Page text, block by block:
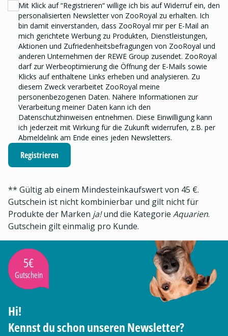
Mit Klick auf “Registrieren“ willige ich bis auf Widerruf ein, den
personalisierten Newslettervon ZooRoyal zu erhalten. Ich
bin damit einverstanden, dass ZooRoyal mir per E-Mail an
mich gerichtete Werbung zu Produkten, Dienstleistungen,
Aktionen und Zufriedenheitsbefragungen von ZooRoyal und
anderen Unternehmen der REWE Group zusendet. ZooRoyal
darf zur Werbeoptimierung die Öffnung der E-Mails sowie
Klicks auf enthaltene Links erheben und analysieren. Zu
diesem Zweck verarbeitet ZooRoyal meine
personenbezogenen Daten. Nähere Informationen zur
Verarbeitung meiner Daten kann ich den
Datenschutzhinweisen entnehmen. Diese Einwilligung kann
ich jederzeit mit Wirkung für die Zukunft widerrufen, z.B. per
Abmeldelink am Ende eines jeden Newsletters.
Registrieren
** Gültig ab einem Mindesteinkaufswert von 45 €.
Gutschein ist nicht kombinierbar und gilt nicht für
Produkte der Marken ja!und die Kategorie Aquarien.
Gutschein gilt einmalig pro Kunde.
5€
Gutschein
Hi!
Kennst du schon unseren Newsletter?